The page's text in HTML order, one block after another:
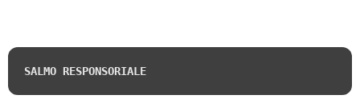
SALMO RESPONSORIALE